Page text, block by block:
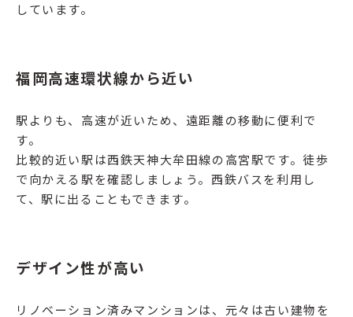
しています。
福岡高速環状線から近い
駅よりも、高速が近いため、遠距離の移動に便利で
す。
比較的近い駅は西鉄天神大牟田線の高宮駅です。徒歩
で向かえる駅を確認しましょう。西鉄バスを利用し
て、駅に出ることもできます。
デザイン性が高い
リノベーション済みマンションは、元々は古い建物を